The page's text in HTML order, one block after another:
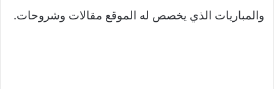
والمباريات الذي يخصص له الموقع مقالات وشروحات.